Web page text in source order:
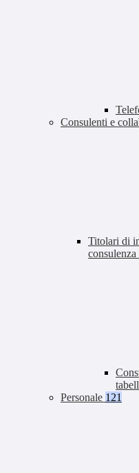
Consulenti e
Titolari di
consulenza
Personale 121